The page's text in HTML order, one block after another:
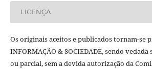
LICENÇA
Os originais aceitos e publicados tornam-se
INFORMAÇÃO & SOCIEDADE, sendo
ou parcial, sem a devida autorização da